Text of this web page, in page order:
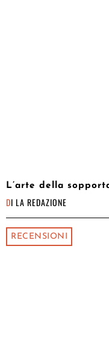
L’arte della
DI LA REDAZIONE
RECENSIONI